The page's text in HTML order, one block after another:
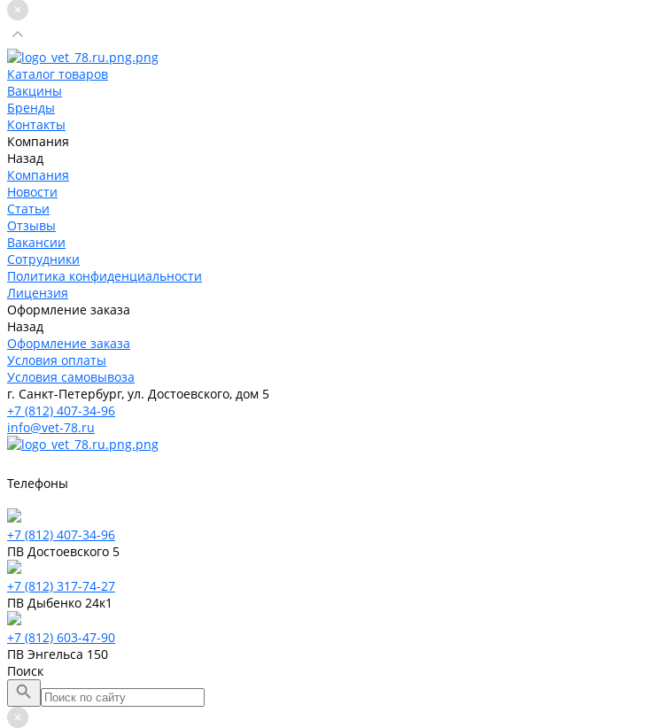
Каталог товаров
Вакцины
Бренды
Контакты
Компания
Назад
Компания
Новости
Статьи
Отзывы
Вакансии
Сотрудники
Политика конфиденциальности
Лицензия
Оформление заказа
Назад
Оформление заказа
Условия оплаты
Условия самовывоза
г. Санкт-Петербург, ул. Достоевского, дом 5
+7 (812) 407-34-96
info@vet-78.ru
Телефоны
+7 (812) 407-34-96
ПВ Достоевского 5
+7 (812) 317-74-27
ПВ Дыбенко 24к1
+7 (812) 603-47-90
ПВ Энгельса 150
Поиск